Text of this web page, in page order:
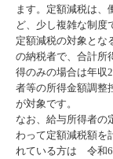
ます。定額減税は、
ど、少し複雑な制度
定額減税の対象とな
の納税者で、合計所
得のみの場合は年収
者等の所得金額調整
が対象です。
なお、給与所得者の
わって定額減税額を
れている方は 令和6